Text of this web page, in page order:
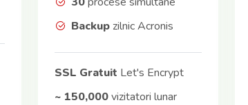
Backup zilnic Acronis
SSL Gratuit Let's Encrypt
~ 150,000vizitatori lunar